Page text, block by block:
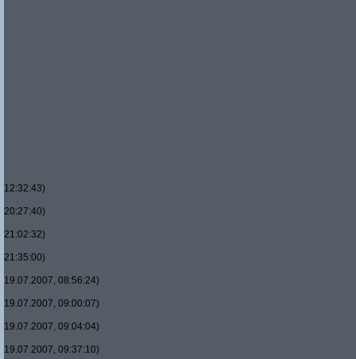
12:32:43)
20:27:40)
21:02:32)
21:35:00)
19.07.2007, 08:56:24)
19.07.2007, 09:00:07)
19.07.2007, 09:04:04)
19.07.2007, 09:37:10)